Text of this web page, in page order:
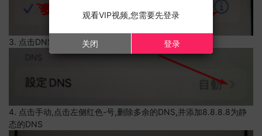
3. 点击DNS设置
4. 点击手动,点击左侧红色-号,删除多余的DNS,并添加8.8.8.8为静
态的DNS
观看VIP视频,您需要先登录
关闭 登录